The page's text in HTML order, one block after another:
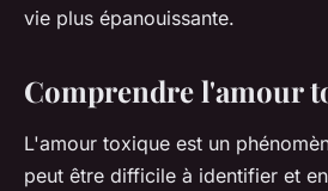
vie plus épanouissante.
Comprendre l'amour
L'amour toxique est un
peut être difficile à identifier et